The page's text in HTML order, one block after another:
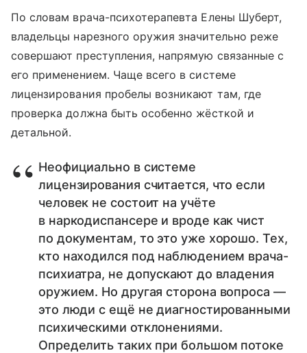
По словам врача-психотерапевта Елены Шуберт,
владельцы нарезного оружия значительно реже
совершают преступления, напрямую связанные с
его применением. Чаще всего в системе
лицензирования пробелы возникают там, где
проверка должна быть особенно жёсткой и
детальной.
Неофициально в системе
лицензирования считается, что если
человек не состоит на учёте
в наркодиспансере и вроде как чист
по документам, то это уже хорошо. Тех,
кто находился под наблюдением врача-
психиатра, не допускают до владения
оружием. Но другая сторона вопроса —
это люди с ещё не диагностированными
психическими отклонениями.
Определить таких при большом потоке